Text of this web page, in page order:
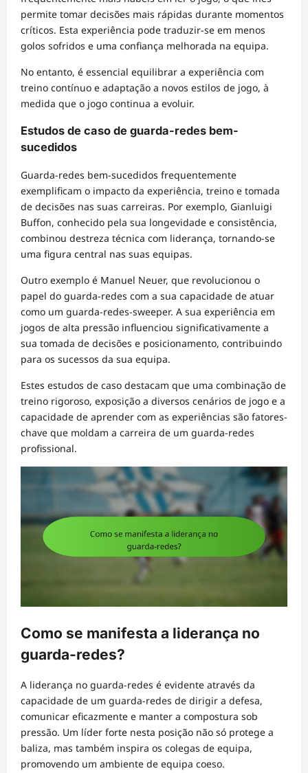
permite tomar decisões mais rápidas durante momentos
críticos. Esta experiência pode traduzir-se em menos
golos sofridos e uma confiança melhorada na equipa.
No entanto, é essencial equilibrar a experiência com
treino contínuo e adaptação a novos estilos de jogo, à
medida que o jogo continua a evoluir.
Estudos de caso de guarda-redes bem-
sucedidos
Guarda-redes bem-sucedidos frequentemente
exemplificam o impacto da experiência, treino e tomada
de decisões nas suas carreiras. Por exemplo, Gianluigi
Buffon, conhecido pela sua longevidade e consistência,
combinou destreza técnica com liderança, tornando-se
uma figura central nas suas equipas.
Outro exemplo é Manuel Neuer, que revolucionou o
papel do guarda-redes com a sua capacidade de atuar
como um guarda-redes-sweeper. A sua experiência em
jogos de alta pressão influenciou significativamente a
sua tomada de decisões e posicionamento, contribuindo
para os sucessos da sua equipa.
Estes estudos de caso destacam que uma combinação de
treino rigoroso, exposição a diversos cenários de jogo e a
capacidade de aprender com as experiências são fatores-
chave que moldam a carreira de um guarda-redes
profissional.
Como se manifesta a liderança no
guarda-redes?
A liderança no guarda-redes é evidente através da
capacidade de um guarda-redes de dirigir a defesa,
comunicar eficazmente e manter a compostura sob
pressão. Um líder forte nesta posição não só protege a
baliza, mas também inspira os colegas de equipa,
promovendo um ambiente de equipa coeso.